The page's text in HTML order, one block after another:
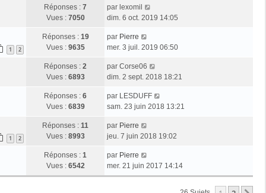
Réponses : 7
Vues : 7050
par lexomil
dim. 6 oct. 2019 14:05
1 2
Réponses : 19
Vues : 9635
par Pierre
mer. 3 juil. 2019 06:50
Réponses : 2
Vues : 6893
par Corse06
dim. 2 sept. 2018 18:21
Réponses : 6
Vues : 6839
par LESDUFF
sam. 23 juin 2018 13:21
1 2
Réponses : 11
Vues : 8993
par Pierre
jeu. 7 juin 2018 19:02
Réponses : 1
Vues : 6542
par Pierre
mer. 21 juin 2017 14:14